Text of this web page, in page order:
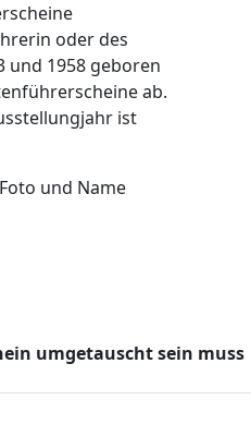
oder des
und 1958 geboren
ab.
ist
und Name
umgetauscht sein muss